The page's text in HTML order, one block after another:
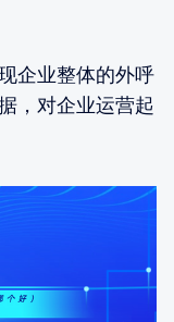
企业整体的外呼
，对企业运营起